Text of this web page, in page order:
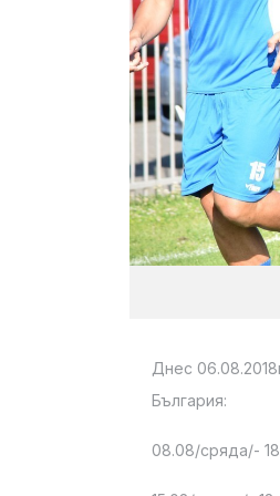
Днес
България:
08.08/сряда/-